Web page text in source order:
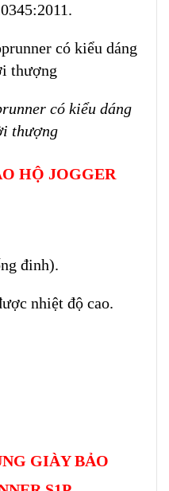
có kiểu dáng
thượng
HỘ JOGGER
đinh).
nhiệt độ cao.
GIÀY BẢO